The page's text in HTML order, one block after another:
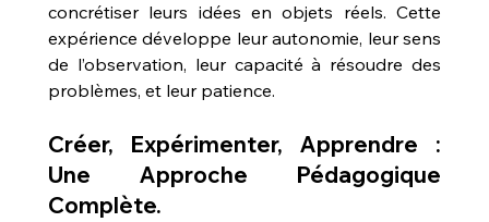
concrétiser leurs idées en objets réels. Cette
expérience développe leur autonomie, leur sens
de l’observation, leur capacité à résoudre des
problèmes, et leur patience.
Créer, Expérimenter, Apprendre :
Une Approche Pédagogique
Complète.